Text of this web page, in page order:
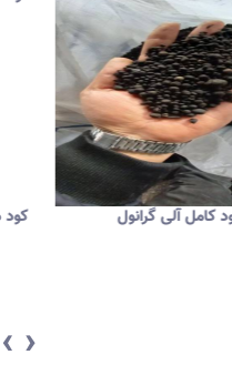
کود کامل آلی گرانول
‹ ›